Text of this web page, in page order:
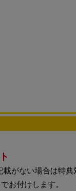
がない場合は特
お付けします。